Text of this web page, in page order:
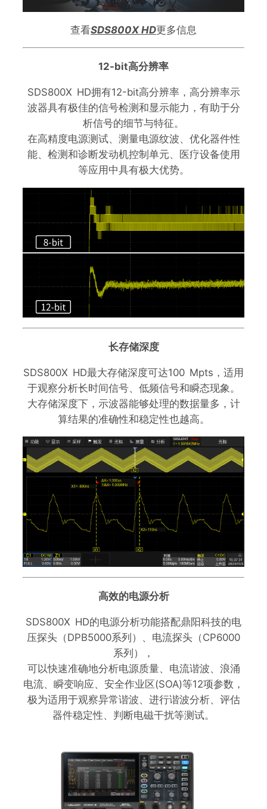
查看SDS800X HD更多信息
12-bit高分辨率
SDS800X HD拥有12-bit高分辨率，高分辨率示
波器具有极佳的信号检测和显示能力，有助于分
析信号的细节与特征。
在高精度电源测试、测量电源纹波、优化器件性
能、检测和诊断发动机控制单元、医疗设备使用
等应用中具有极大优势。
长存储深度
SDS800X HD最大存储深度可达100 Mpts，适用
于观察分析长时间信号、低频信号和瞬态现象。
大存储深度下，示波器能够处理的数据量多，计
算结果的准确性和稳定性也越高。
高效的电源分析
SDS800X HD的电源分析功能搭配鼎阳科技的电
压探头（DPB5000系列）、电流探头（CP6000
系列），
可以快速准确地分析电源质量、电流谐波、浪涌
电流、瞬变响应、安全作业区(SOA)等12项参数，
极为适用于观察异常谐波、进行谐波分析、评估
器件稳定性、判断电磁干扰等测试。